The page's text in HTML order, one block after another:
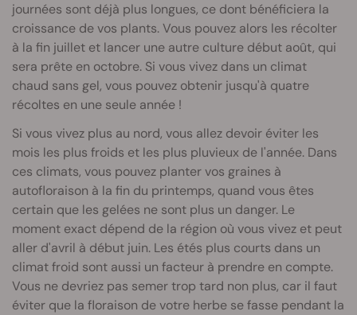
journées sont déjà plus longues, ce dont bénéficiera la
croissance de vos plants. Vous pouvez alors les récolter
à la fin juillet et lancer une autre culture début août, qui
sera prête en octobre. Si vous vivez dans un climat
chaud sans gel, vous pouvez obtenir jusqu'à quatre
récoltes en une seule année !
Si vous vivez plus au nord, vous allez devoir éviter les
mois les plus froids et les plus pluvieux de l'année. Dans
ces climats, vous pouvez planter vos graines à
autofloraison à la fin du printemps, quand vous êtes
certain que les gelées ne sont plus un danger. Le
moment exact dépend de la région où vous vivez et peut
aller d'avril à début juin. Les étés plus courts dans un
climat froid sont aussi un facteur à prendre en compte.
Vous ne devriez pas semer trop tard non plus, car il faut
éviter que la floraison de votre herbe se fasse pendant la